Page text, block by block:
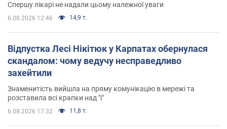
Спершу лікарі не надали цьому належної уваги
6.08.2026 12:46 14,9 т.
Відпустка Лесі Нікітюк у Карпатах обернулася
скандалом: чому ведучу несправедливо
захейтили
Знаменитість вийшла на пряму комунікацію в мережі та
розставила всі крапки над "і"
6.08.2026 17:32 11,8 т.